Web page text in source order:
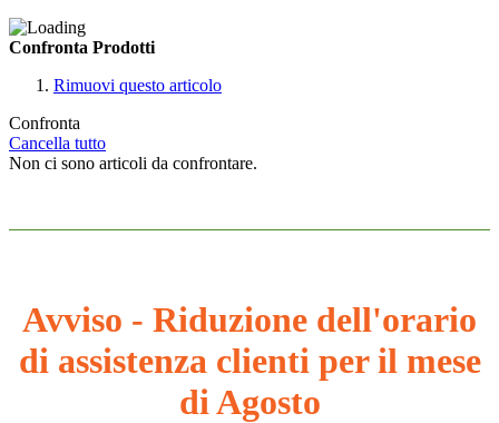
Confronta Prodotti
Rimuovi questo articolo
Confronta
Cancella tutto
Non ci sono articoli da confrontare.
Avviso - Riduzione dell'orario
di assistenza clienti per il mese
di Agosto